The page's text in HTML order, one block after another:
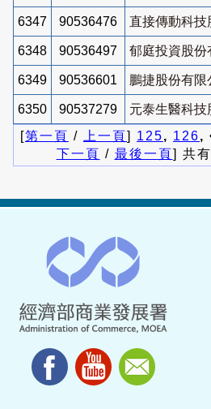
6347 90536476 直接傳動科技
6348 90536497 郁庭投資股份
6349 90536601 鵬捷股份有限
6350 90537279
元泰生醫科技
[第一頁 / 上一頁] 125, 126,
下一頁 / 最後一頁] 共有